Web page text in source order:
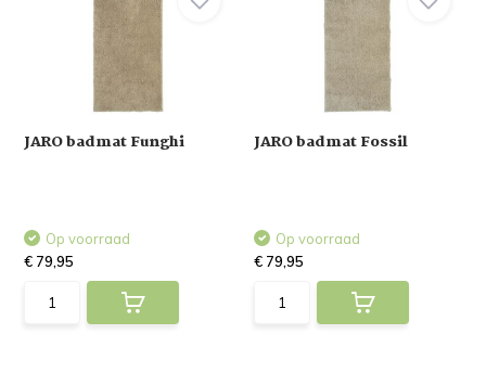
JARO badmat Funghi
Op voorraad
€ 79,95
JARO badmat Fossil
Op voorraad
€ 79,95